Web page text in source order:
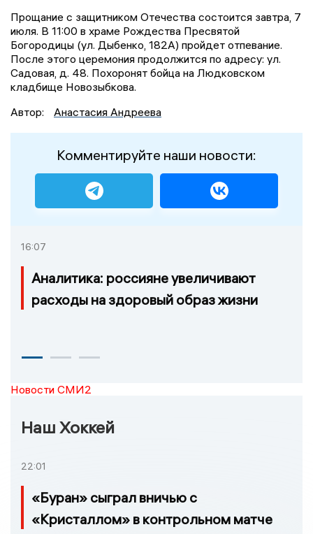
Прощание с защитником Отечества состоится завтра, 7
июля. В 11:00 в храме Рождества Пресвятой
Богородицы (ул. Дыбенко, 182А) пройдет отпевание.
После этого церемония продолжится по адресу: ул.
Садовая, д. 48. Похоронят бойца на Людковском
кладбище Новозыбкова.
Автор:
Анастасия Андреева
Комментируйте наши новости:
16:07
Аналитика: россияне увеличивают
расходы на здоровый образ жизни
Новости СМИ2
Наш Хоккей
22:01
«Буран» сыграл вничью с
«Кристаллом» в контрольном матче